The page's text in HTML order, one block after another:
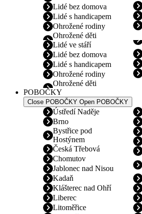
Lidé bez domova
Lidé s handicapem
Ohrožené rodiny
Ohrožené děti
Lidé ve stáří
Lidé bez domova
Lidé s handicapem
Ohrožené rodiny
Ohrožené děti
POBOČKY
Close POBOČKY Open POBOČKY
Ústředí Naděje
Brno
Bystřice pod
Hostýnem
Česká Třebová
Chomutov
Jablonec nad Nisou
Kadaň
Klášterec nad Ohří
Liberec
Litoměřice